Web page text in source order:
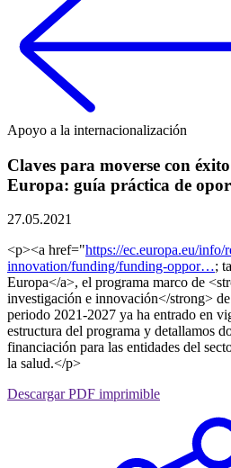
Apoyo a la internacionalización
Claves para moverse con
Europa: guía práctica de
27.05.2021
<p><a href="https://ec.europa.eu/info/
innovation/funding/funding-oppor…;
Europa</a>, el programa marco de
investigación e innovación</strong>
periodo 2021-2027 ya ha entrado en
estructura del programa y detallamos
financiación para las entidades del
la salud.</p>
Descargar PDF imprimible